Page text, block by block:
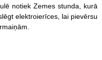
notiek Zemes stunda, kurā
elektroierīces, lai pievērsu